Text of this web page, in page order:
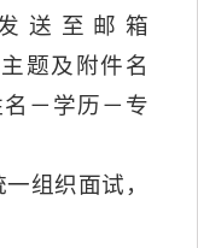
送至邮箱
题及附件名
－学历－专
组织面试，